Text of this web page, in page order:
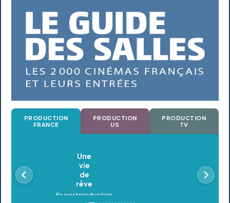
PRODUCTION
FRANCE
PRODUCTION
US
PRODUCTION
TV
Oldeupe
En postproduction